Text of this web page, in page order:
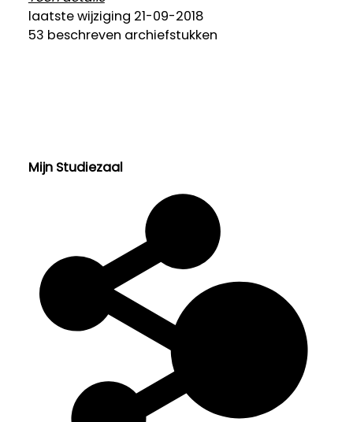
Soort toegang:
Inventaris
laatste wijziging 21-09-2018
53 beschreven archiefstukken
Mijn Studiezaal